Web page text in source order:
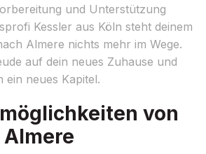
und Unterstützung
Kessler aus Köln steht deinem
Almere nichts mehr im Wege.
auf dein neues Zuhause und
ein neues Kapitel.
von